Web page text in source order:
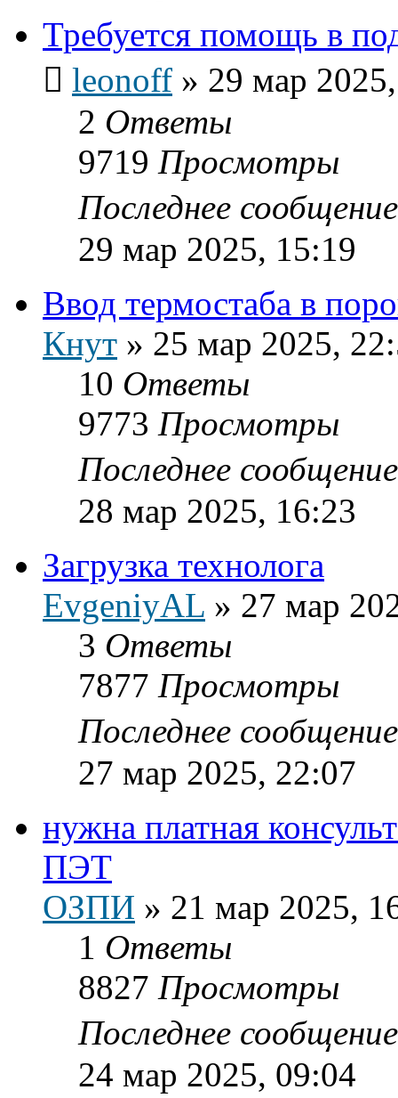
Требуется помощь в
leonoff » 29 мар
2 Ответы
9719 Просмотры
Последнее
29 мар 2025, 15:19
Ввод термостаба в
Кнут » 25 мар 2025,
10 Ответы
9773 Просмотры
Последнее
28 мар 2025, 16:23
Загрузка технолога
EvgeniyAL » 27 мар
3 Ответы
7877 Просмотры
Последнее
27 мар 2025, 22:07
нужна платная
ПЭТ
ОЗПИ » 21 мар 2025,
1 Ответы
8827 Просмотры
Последнее
24 мар 2025, 09:04